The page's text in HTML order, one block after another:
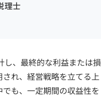
理士
し、最終的な利益または損
れ、経営戦略を立てる上
も、一定期間の収益性を